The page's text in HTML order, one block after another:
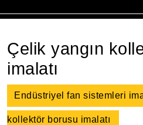
Çelik yangın
imalatı
Endüstriyel fan sistemleri
kollektör borusu imalatı